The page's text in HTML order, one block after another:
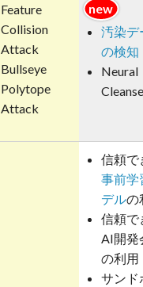
Feature
Collision
Attack
Bullseye
Polytope
Attack
汚染デ
の検知
Neural
Cleanse
信頼で
事前学
デルの
信頼で
AI開発
の利用
サンド